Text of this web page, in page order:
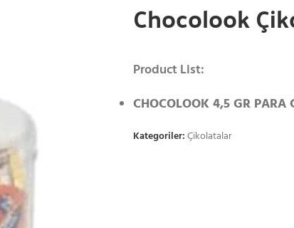
Chocolook
Product List:
CHOCOLOOK 4,5 GR PARA
Kategoriler:Çikolatalar